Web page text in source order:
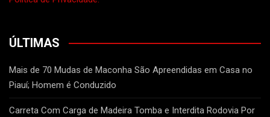
ÚLTIMAS
Mais de 70 Mudas de Maconha São Apreendidas em Casa no
Piauí; Homem é Conduzido
Carreta Com Carga de Madeira Tomba e Interdita Rodovia Por